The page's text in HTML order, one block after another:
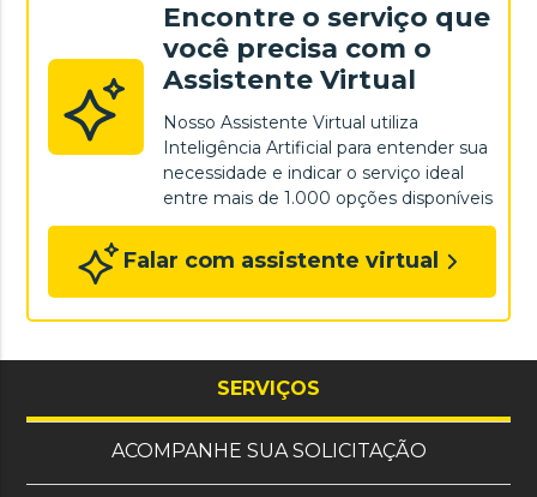
Encontre o serviço que
você precisa com o
Assistente Virtual
Nosso Assistente Virtual utiliza
Inteligência Artificial para entender sua
necessidade e indicar o serviço ideal
entre mais de 1.000 opções disponíveis
Falar com assistente virtual
SERVIÇOS
ACOMPANHE SUA SOLICITAÇÃO